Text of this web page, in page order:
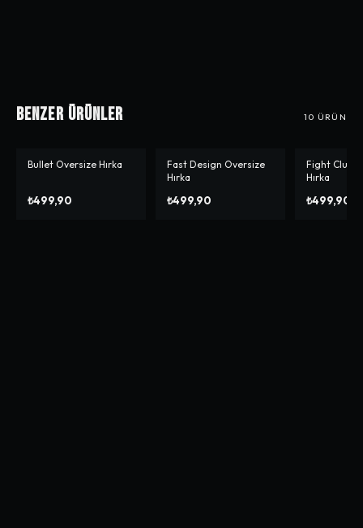
Benzer Ürünler 10 ÜRÜN
Bullet Oversize Hırka
₺499,90
Fast Design Oversize
Hırka
₺499,90
Fight Club
Hırka
₺499,90